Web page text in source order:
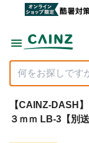
【CAINZ-DASH
３ｍｍ LB-3【別送